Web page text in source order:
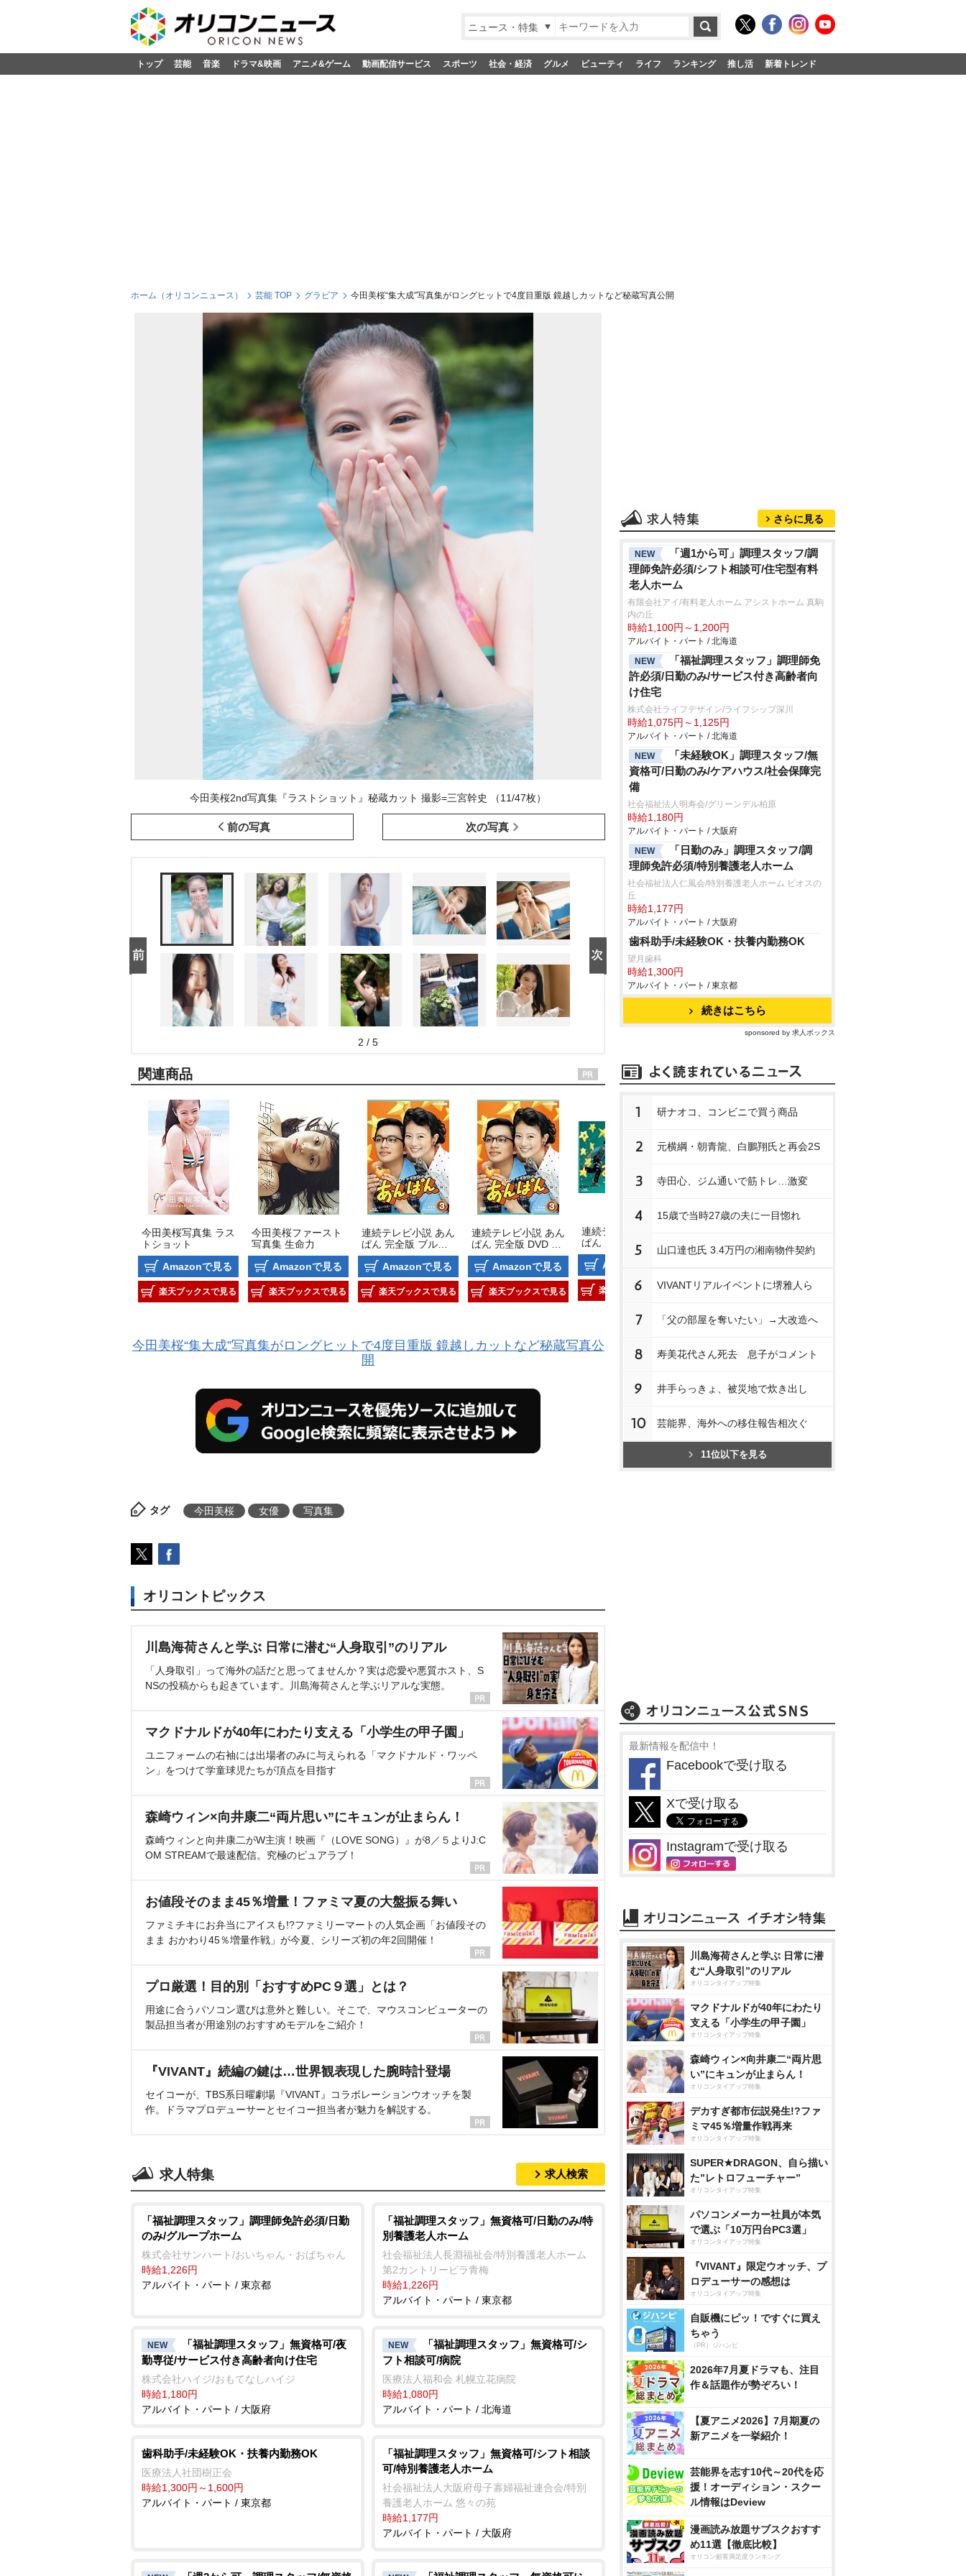
ニュース・特集
トップ 芸能 音楽 ドラマ&映画 アニメ&ゲーム 動画配信サービス スポーツ 社会・経済 グルメ ビューティ ライフ ランキング 推し活 新着トレンド
ホーム（オリコンニュース） 芸能 TOP グラビア 今田美桜“集大成”写真集がロングヒットで4度目重版 鏡越しカットなど秘蔵写真公開
今田美桜2nd写真集『ラストショット』秘蔵カット 撮影=三宮幹史 （11/47枚）
前の写真 次の写真
2 / 5
関連商品
今田美桜写真集 ラス
トショット
Amazonで見る
楽天ブックスで見る
今田美桜ファースト
写真集 生命力
Amazonで見る
楽天ブックスで見る
連続テレビ小説 あん
ぱん 完全版 ブルー
レイ BOX3
Amazonで見る
楽天ブックスで見る
連続テレビ小説 あん
ぱん 完全版 DVD B
OX3
Amazonで見る
楽天ブックスで見る
連続テレビ小説 あん
ぱん 完全版 ブルー
レイ BOX2
Amazonで見る
楽天ブックスで見る
ぱん 完全版 DVD B
OX2
楽天ブックスで見る
ぱん 完全版 ブルー
レイ BOX1
今田美桜“集大成”写真集がロングヒットで4度目重版 鏡越しカットなど秘蔵写真公
開
タグ 今田美桜 女優 写真集
オリコントピックス
川島海荷さんと学ぶ 日常に潜む“人身取引”のリアル
「人身取引」って海外の話だと思ってませんか？実は恋愛や悪質ホスト、S
NSの投稿からも起きています。川島海荷さんと学ぶリアルな実態。
マクドナルドが40年にわたり支える「小学生の甲子園」
ユニフォームの右袖には出場者のみに与えられる「マクドナルド・ワッペ
ン」をつけて学童球児たちが頂点を目指す
森崎ウィン×向井康二“両片思い”にキュンが止まらん！
森崎ウィンと向井康二がW主演！映画『（LOVE SONG）』が8／５よりJ:C
OM STREAMで最速配信。究極のピュアラブ！
お値段そのまま45％増量！ファミマ夏の大盤振る舞い
ファミチキにお弁当にアイスも!?ファミリーマートの人気企画「お値段その
まま おかわり45％増量作戦」が今夏、シリーズ初の年2回開催！
プロ厳選！目的別「おすすめPC９選」とは？
用途に合うパソコン選びは意外と難しい。そこで、マウスコンピューターの
製品担当者が用途別のおすすめモデルをご紹介！
『VIVANT』続編の鍵は…世界観表現した腕時計登場
セイコーが、TBS系日曜劇場『VIVANT』コラボレーションウオッチを製
作。ドラマプロデューサーとセイコー担当者が魅力を解説する。
求人特集 求人検索
「福祉調理スタッフ」調理師免許必須/日勤
のみ/グループホーム
株式会社サンハート/おいちゃん・おばちゃん
時給1,226円
アルバイト・パート / 東京都
「福祉調理スタッフ」無資格可/日勤のみ/特
別養護老人ホーム
社会福祉法人長淵福祉会/特別養護老人ホーム
第2カントリービラ青梅
時給1,226円
アルバイト・パート / 東京都
NEW
「福祉調理スタッフ」無資格可/夜
勤専従/サービス付き高齢者向け住宅
株式会社ハイジ/おもてなしハイジ
時給1,180円
アルバイト・パート / 大阪府
NEW
「福祉調理スタッフ」無資格可/シ
フト相談可/病院
医療法人福和会 札幌立花病院
時給1,080円
アルバイト・パート / 北海道
歯科助手/未経験OK・扶養内勤務OK
医療法人社団樹正会
時給1,300円～1,600円
アルバイト・パート / 東京都
「福祉調理スタッフ」無資格可/シフト相談
可/特別養護老人ホーム
社会福祉法人大阪府母子寡婦福祉連合会/特別
養護老人ホーム 悠々の苑
時給1,177円
アルバイト・パート / 大阪府
さらに見る
NEW
「週1から可」調理スタッフ/調
理師免許必須/シフト相談可/住宅型有料
老人ホーム
有限会社アイ/有料老人ホーム アシストホーム 真駒
内の丘
時給1,100円～1,200円
アルバイト・パート / 北海道
NEW
「福祉調理スタッフ」調理師免
許必須/日勤のみ/サービス付き高齢者向
け住宅
株式会社ライフデザイン/ライフシップ深川
時給1,075円～1,125円
アルバイト・パート / 北海道
NEW
「未経験OK」調理スタッフ/無
資格可/日勤のみ/ケアハウス/社会保障完
備
社会福祉法人明寿会/グリーンデル柏原
時給1,180円
アルバイト・パート / 大阪府
NEW
「日勤のみ」調理スタッフ/調
理師免許必須/特別養護老人ホーム
社会福祉法人仁風会/特別養護老人ホーム ビオスの
丘
時給1,177円
アルバイト・パート / 大阪府
歯科助手/未経験OK・扶養内勤務OK
望月歯科
時給1,300円
アルバイト・パート / 東京都
続きはこちら
sponsored by 求人ボックス
1 研ナオコ、コンビニで買う商品
2 元横綱・朝青龍、白鵬翔氏と再会2S
3 寺田心、ジム通いで筋トレ…激変
4 15歳で当時27歳の夫に一目惚れ
5 山口達也氏 3.4万円の湘南物件契約
6 VIVANTリアルイベントに堺雅人ら
7 「父の部屋を奪いたい」→大改造へ
8 寿美花代さん死去 息子がコメント
9 井手らっきょ、被災地で炊き出し
10 芸能界、海外への移住報告相次ぐ
11位以下を見る
最新情報を配信中！
Facebookで受け取る
Xで受け取る
Instagramで受け取る
川島海荷さんと学ぶ 日常に潜
む“人身取引”のリアル
オリコンタイアップ特集
マクドナルドが40年にわたり
支える「小学生の甲子園」
オリコンタイアップ特集
森崎ウィン×向井康二“両片思
い”にキュンが止まらん！
オリコンタイアップ特集
デカすぎ都市伝説発生!?ファ
ミマ45％増量作戦再来
オリコンタイアップ特集
SUPER★DRAGON、自ら描い
た”レトロフューチャー”
オリコンタイアップ特集
パソコンメーカー社員が本気
で選ぶ「10万円台PC3選」
オリコンタイアップ特集
『VIVANT』限定ウオッチ、プ
ロデューサーの感想は
オリコンタイアップ特集
自販機にピッ！ですぐに買え
ちゃう
（PR）ジハンピ
2026年7月夏ドラマも、注目
作＆話題作が勢ぞろい！
【夏アニメ2026】7月期夏の
新アニメを一挙紹介！
芸能界を志す10代～20代を応
援！オーディション・スクー
ル情報はDeview
漫画読み放題サブスクおすす
め11選【徹底比較】
オリコン顧客満足度ランキング